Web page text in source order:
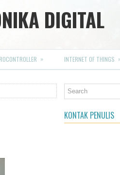
DIGITAL
» INTERNET OF THINGS
KONTAK PENULIS